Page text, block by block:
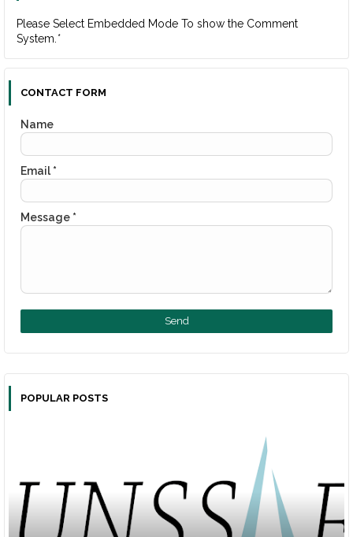
Please Select Embedded Mode To show the Comment
System.*
CONTACT FORM
Name
Email*
Message *
POPULAR POSTS